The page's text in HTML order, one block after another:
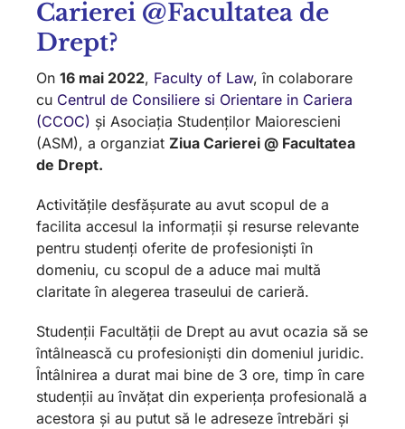
Carierei @Facultatea de
Drept?
On 16 mai 2022, Faculty of Law, în colaborare
cu Centrul de Consiliere si Orientare in Cariera
(CCOC) și Asociația Studenților Maiorescieni
(ASM), a organziat Ziua Carierei @ Facultatea
de Drept.
Activitățile desfășurate au avut scopul de a
facilita accesul la informații și resurse relevante
pentru studenți oferite de profesioniști în
domeniu, cu scopul de a aduce mai multă
claritate în alegerea traseului de carieră.
Studenții Facultății de Drept au avut ocazia să se
întâlnească cu profesioniști din domeniul juridic.
Întâlnirea a durat mai bine de 3 ore, timp în care
studenții au învățat din experiența profesională a
acestora și au putut să le adreseze întrebări și